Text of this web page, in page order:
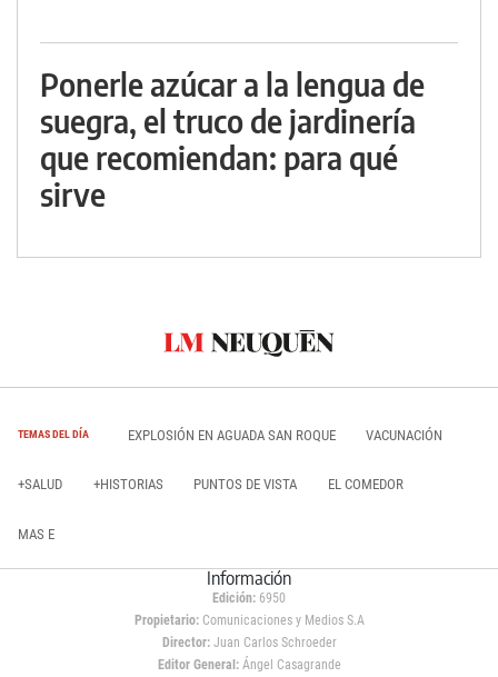
Ponerle azúcar a la lengua de
suegra, el truco de jardinería
que recomiendan: para qué
sirve
TEMAS DEL DÍA EXPLOSIÓN EN AGUADA SAN ROQUE VACUNACIÓN
+SALUD +HISTORIAS PUNTOS DE VISTA EL COMEDOR
MAS E
Información
Edición: 6950
Propietario:Comunicaciones y Medios S.A
Director: Juan Carlos Schroeder
Editor General:Ángel Casagrande